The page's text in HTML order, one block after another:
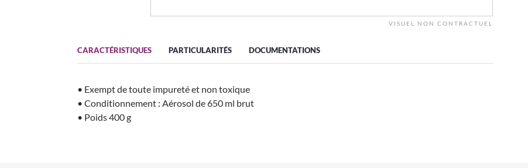
VISUEL NON CONTRACTUEL
CARACTÉRISTIQUES PARTICULARITÉS DOCUMENTATIONS
• Exempt de toute impureté et non toxique
• Conditionnement : Aérosol de 650 ml brut
• Poids 400 g